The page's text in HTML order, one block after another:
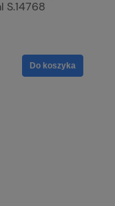
S.14768
Do koszyka